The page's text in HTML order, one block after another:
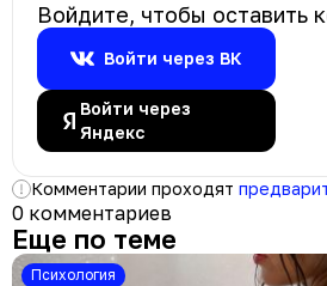
Войдите, чтобы оставить
Войти через ВК
Войти через
Яндекс
Комментарии проходят
0 комментариев
Еще по теме
психология